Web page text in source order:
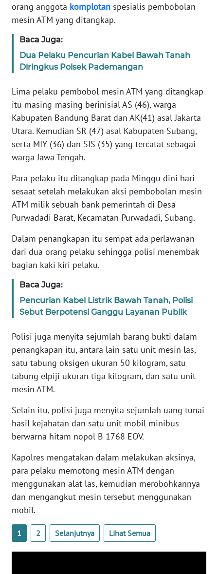
orang anggota komplotan spesialis pembobolan
mesin ATM yang ditangkap.
Baca Juga:
Dua Pelaku Pencurian Kabel Bawah Tanah
Diringkus Polsek Pademangan
Lima pelaku pembobol mesin ATM yang ditangkap
itu masing-masing berinisial AS (46), warga
Kabupaten Bandung Barat dan AK(41) asal Jakarta
Utara. Kemudian SR (47) asal Kabupaten Subang,
serta MIY (36) dan SIS (35) yang tercatat sebagai
warga Jawa Tengah.
Para pelaku itu ditangkap pada Minggu dini hari
sesaat setelah melakukan aksi pembobolan mesin
ATM milik sebuah bank pemerintah di Desa
Purwadadi Barat, Kecamatan Purwadadi, Subang.
Dalam penangkapan itu sempat ada perlawanan
dari dua orang pelaku sehingga polisi menembak
bagian kaki kiri pelaku.
Baca Juga:
Pencurian Kabel Listrik Bawah Tanah, Polisi
Sebut Berpotensi Ganggu Layanan Publik
Polisi juga menyita sejumlah barang bukti dalam
penangkapan itu, antara lain satu unit mesin las,
satu tabung oksigen ukuran 50 kilogram, satu
tabung elpiji ukuran tiga kilogram, dan satu unit
mesin ATM.
Selain itu, polisi juga menyita sejumlah uang tunai
hasil kejahatan dan satu unit mobil minibus
berwarna hitam nopol B 1768 EOV.
Kapolres mengatakan dalam melakukan aksinya,
para pelaku memotong mesin ATM dengan
menggunakan alat las, kemudian merobohkannya
dan mengangkut mesin tersebut menggunakan
mobil.
1 2 Selanjutnya Lihat Semua
INFO
TENTANG
KAMI
PEDOMAN
SIBER
REDAKSI
KARIR
DISCLAIMER
News
WN
SUMUT
JAKARTA
JABAR
WN
BANTEN
NTT
WN
WN
PAPUA
WN
BARAT
WN